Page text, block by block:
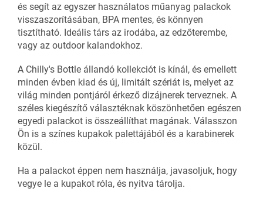
és segít az egyszer használatos műanyag palackok
visszaszorításában, BPA mentes, és könnyen
tisztítható. Ideális társ az irodába, az edzőterembe,
vagy az outdoor kalandokhoz.
A Chilly's Bottle állandó kollekciót is kínál, és emellett
minden évben kiad és új, limitált szériát is, melyet az
világ minden pontjáról érkező dizájnerek terveznek. A
széles kiegészítő választéknak köszönhetően egészen
egyedi palackot is összeállíthat magának. Válasszon
Ön is a színes kupakok palettájából és a karabinerek
közül.
Ha a palackot éppen nem használja, javasoljuk, hogy
vegye le a kupakot róla, és nyitva tárolja.